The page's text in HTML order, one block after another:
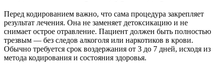
Перед кодированием важно, что сама процедура закрепляет
результат лечения. Она не заменяет детоксикацию и не
снимает острое отравление. Пациент должен быть полностью
трезвым — без следов алкоголя или наркотиков в крови.
Обычно требуется срок воздержания от 3 до 7 дней, исходя из
метода кодирования и состояния здоровья.